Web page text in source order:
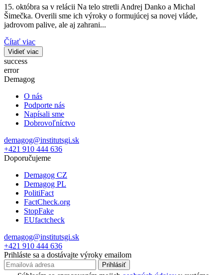
15. októbra sa v relácii Na telo stretli Andrej Danko a Michal
Šimečka. Overili sme ich výroky o formujúcej sa novej vláde,
jadrovom palive, ale aj zahrani...
Čítať viac
Vidieť viac
success
error
Demagog
O nás
Podporte nás
Napísali sme
Dobrovoľníctvo
demagog@institutsgi.sk
+421 910 444 636
Doporučujeme
Demagog CZ
Demagog PL
PolitiFact
FactCheck.org
StopFake
EUfactcheck
demagog@institutsgi.sk
+421 910 444 636
Prihláste sa a dostávajte výroky emailom
Prihlásiť